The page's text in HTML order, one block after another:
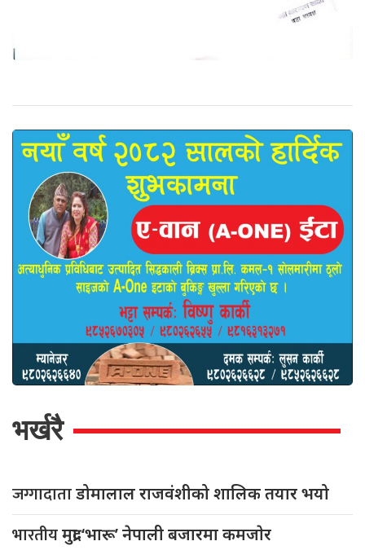
भर्खरै
जग्गादाताडोमालाल राजवंशीको शालिक तयार भयो
भारतीयमुद्रा ‘भारू’ नेपाली बजारमा कमजाेर